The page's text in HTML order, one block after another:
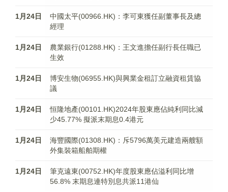
1月24日
中國太平(00966.HK)：李可東獲任副董事長及總
經理
1月24日
農業銀行(01288.HK)：王文進擔任副行長任職已
生效
1月24日
博安生物(06955.HK)與興業金租訂立融資租賃協
議
1月24日
恒隆地產(00101.HK)2024年股東應佔純利同比減
少45.77% 擬派末期息0.4港元
1月24日
海豐國際(01308.HK)：斥5796萬美元建造兩艘額
外集裝箱船舶期權
1月24日
筆克遠東(00752.HK)年度股東應佔溢利同比增
56.8% 末期息連特別息共派11港仙